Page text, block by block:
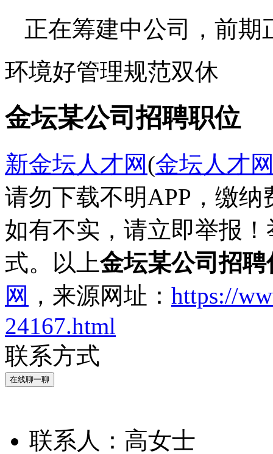
正在筹建中公司，前期
环境好管理规范双休
金坛某公司招聘职位
新金坛人才网(金坛人才
请勿下载不明APP，缴
如有不实，请立即举报
式。以上金坛某公司招
网 ，来源网址： https://
24167.html
联系方式
在线聊一聊
联系人： 高女士